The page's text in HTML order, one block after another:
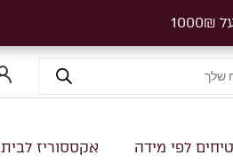
לפי מידה אקססוריז לבית